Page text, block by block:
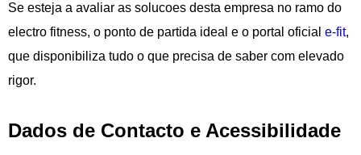
Se esteja a avaliar as solucoes desta empresa no ramo do
electro fitness, o ponto de partida ideal e o portal oficial e-fit,
que disponibiliza tudo o que precisa de saber com elevado
rigor.
Dados de Contacto e Acessibilidade